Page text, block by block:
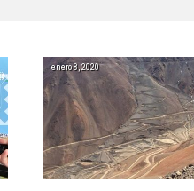
enero 8, 2020